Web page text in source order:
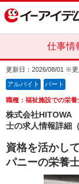
仕事情
更新日：2026/08/01 ※
アルバイト パート
職種：福祉施設での栄養
株式会社HITOWA
士の求人情報詳細
資格を活かし
パニーの栄養